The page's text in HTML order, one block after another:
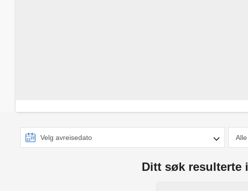
Ditt søk resulterte i